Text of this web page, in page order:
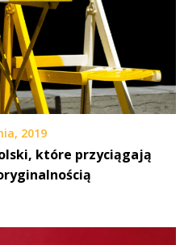
2019
które przyciągają